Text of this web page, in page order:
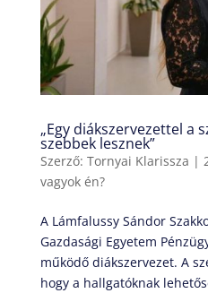
„Egy diákszervezettel a
szebbek lesznek”
Szerző: Tornyai Klarissza |
vagyok én?
A Lámfalussy Sándor
Gazdasági Egyetem
működő diákszervezet. A
hogy a hallgatóknak